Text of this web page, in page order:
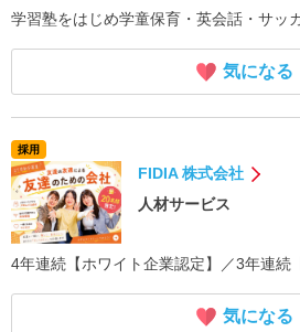
学習塾をはじめ学童保育・英会話・サッ
気になる
採用
FIDIA 株式会社
人材サービス
4年連続【ホワイト企業認定】／3年連続
気になる